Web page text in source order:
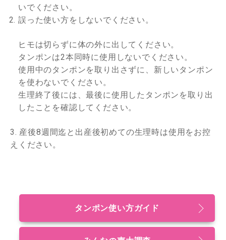
いでください。
誤った使い方をしないでください。
ヒモは切らずに体の外に出してください。
タンポンは2本同時に使用しないでください。
使用中のタンポンを取り出さずに、新しいタンポン
を使わないでください。
生理終了後には、最後に使用したタンポンを取り出
したことを確認してください。
3. 産後8週間迄と出産後初めての生理時は使用をお控
えください。
タンポン使い方ガイド